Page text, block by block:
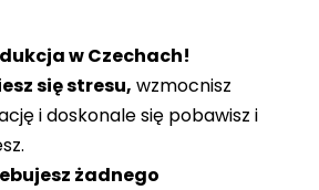
w Czechach!
się stresu, wzmocnisz
i doskonale się pobawisz i
żadnego